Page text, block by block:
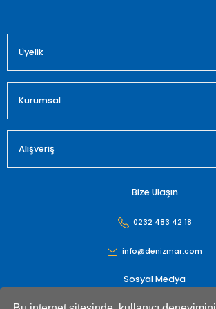
Üyelik
Kurumsal
Alışveriş
Bize Ulaşın
0232 483 42 18
info@denizmar.com
Sosyal Medya